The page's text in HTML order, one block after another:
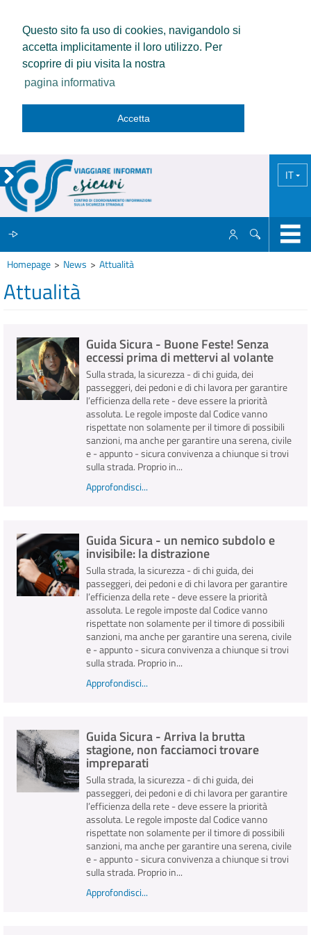
Questo sito fa uso di cookies, navigandolo si
accetta implicitamente il loro utilizzo. Per
scoprire di piu visita la nostra
pagina informativa
Accetta
IT
IL CCISS
INFO E MEDIA
IN VIAGGIO
Homepage News Attualità
Attualità
Guida Sicura - Buone Feste! Senza
eccessi prima di mettervi al volante
Sulla strada, la sicurezza - di chi guida, dei
passeggeri, dei pedoni e di chi lavora per garantire
l’efficienza della rete - deve essere la priorità
assoluta. Le regole imposte dal Codice vanno
rispettate non solamente per il timore di possibili
sanzioni, ma anche per garantire una serena, civile
e - appunto - sicura convivenza a chiunque si trovi
sulla strada. Proprio in...
Approfondisci...
Guida Sicura - un nemico subdolo e
invisibile: la distrazione
Sulla strada, la sicurezza - di chi guida, dei
passeggeri, dei pedoni e di chi lavora per garantire
l’efficienza della rete - deve essere la priorità
assoluta. Le regole imposte dal Codice vanno
rispettate non solamente per il timore di possibili
sanzioni, ma anche per garantire una serena, civile
e - appunto - sicura convivenza a chiunque si trovi
sulla strada. Proprio in...
Approfondisci...
Guida Sicura - Arriva la brutta
stagione, non facciamoci trovare
impreparati
Sulla strada, la sicurezza - di chi guida, dei
passeggeri, dei pedoni e di chi lavora per garantire
l’efficienza della rete - deve essere la priorità
assoluta. Le regole imposte dal Codice vanno
rispettate non solamente per il timore di possibili
sanzioni, ma anche per garantire una serena, civile
e - appunto - sicura convivenza a chiunque si trovi
sulla strada. Proprio in...
Approfondisci...